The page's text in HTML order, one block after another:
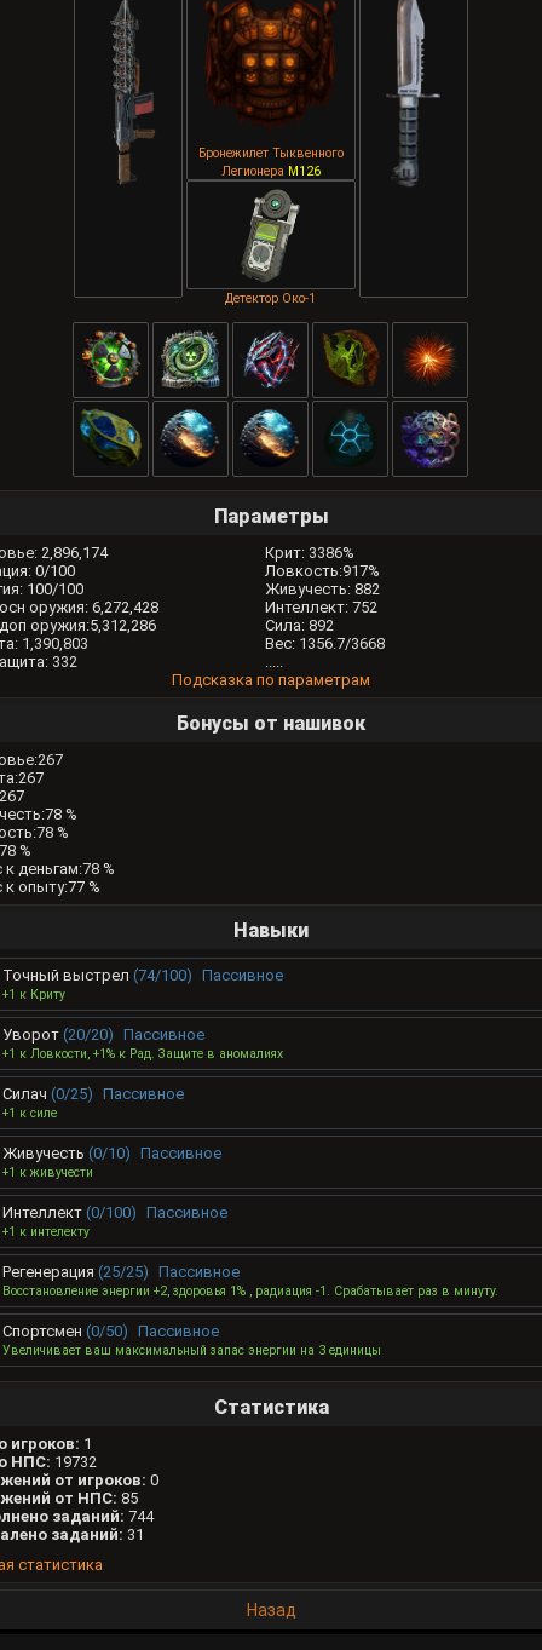
Бронежилет Тыквенного
Легионера M126
Детектор Око-1
Параметры
2,896,174
0/100
100/100
оружия: 6,272,428
оружия:5,312,286
1,390,803
332
Крит: 3386%
Ловкость:917%
Живучесть: 882
Интеллект: 752
Сила: 892
Вес: 1356.7/3668
Подсказка по параметрам
Бонусы от нашивок
%
%
%
к деньгам:78 %
к опыту:77 %
Навыки
Точный выстрел (74/100) Пассивное
+1 к Криту
Уворот (20/20) Пассивное
+1 к Ловкости, +1% к Рад. Защите в аномалиях
Силач (0/25) Пассивное
+1 к силе
Живучесть (0/10) Пассивное
+1 к живучести
Интеллект (0/100) Пассивное
+1 к интелекту
Регенерация (25/25) Пассивное
Восстановление энергии +2, здоровья 1% , радиация -1. Срабатывает раз в минуту.
Спортсмен (0/50) Пассивное
Увеличивает ваш максимальный запас энергии на 3 единицы
Статистика
игроков: 1
НПС: 19732
от игроков: 0
от НПС: 85
заданий: 744
заданий: 31
статистика
Назад